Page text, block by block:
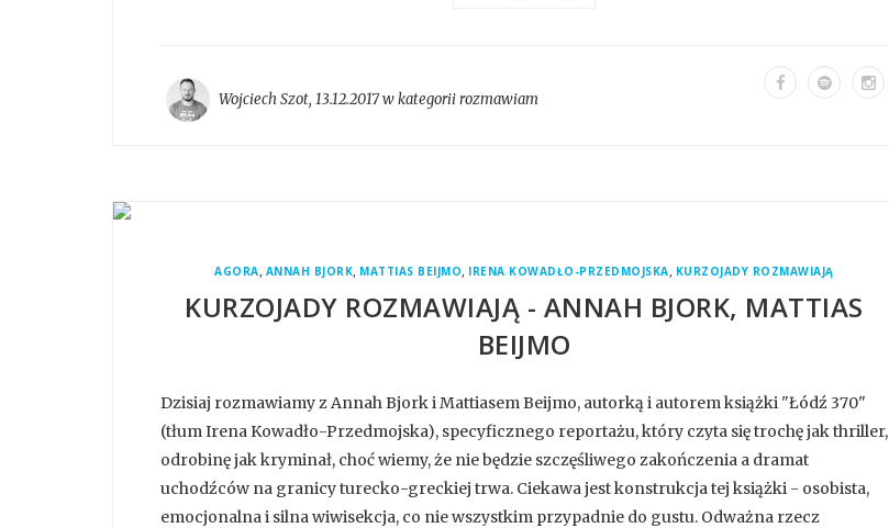
Wojciech Szot, 13.12.2017 w kategoriirozmawiam
AGORA, ANNAH BJORK, MATTIAS BEIJMO, IRENA KOWADŁO-PRZEDMOJSKA, KURZOJADY ROZMAWIAJĄ
KURZOJADY ROZMAWIAJĄ - ANNAH BJORK, MATTIAS
BEIJMO
Dzisiaj rozmawiamy z Annah Bjork i Mattiasem Beijmo, autorką i autorem książki "Łódź 370"
(tłum Irena Kowadło-Przedmojska), specyficznego reportażu, który czyta się trochę jak thriller,
odrobinę jak kryminał, choć wiemy, że nie będzie szczęśliwego zakończenia a dramat
uchodźców na granicy turecko-greckiej trwa. Ciekawa jest konstrukcja tej książki - osobista,
emocjonalna i silna wiwisekcja, co nie wszystkim przypadnie do gustu. Odważna rzecz